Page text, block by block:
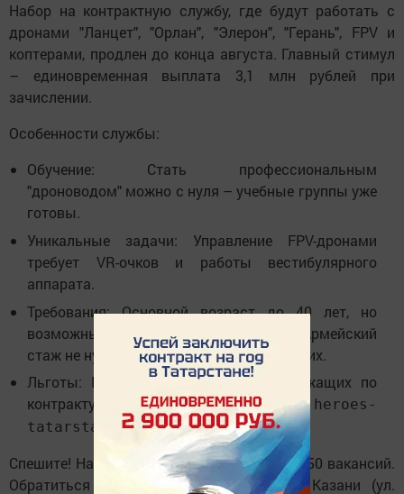
Набор на контрактную службу, где будут работать с
дронами "Ланцет", "Орлан", "Элерон", "Герань", FPV и
коптерами, продлен до конца августа. Главный стимул
– единовременная выплата 3,1 млн рублей при
зачислении.
Особенности службы:
Обучение: Стать профессиональным
"дроноводом" можно с нуля – учебные группы уже
готовы.
Уникальные задачи: Управление FPV-дронами
требует VR-очков и работы вестибулярного
аппарата.
Требования:Основной возраст до 40 лет, но
возможны исключения для опытных. Армейский
стаж не нужен. Приглашают и иногородних.
Льготы: Полный пакет для военнослужащих по
контракту (подробности на heroes-
tatarstan.ru и zabotasvo.tatar ).
Спешите! Набор строго ограничен – всего50 вакансий.
Обратиться можно в пункты отбора в Казани (ул.